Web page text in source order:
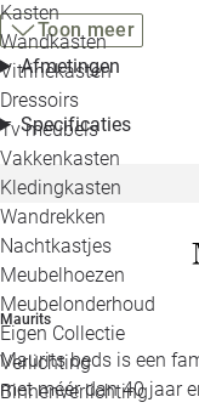
Kasten
Wandkasten
Vitrinekasten
Dressoirs
Tv meubels
Vakkenkasten
Kledingkasten
Wandrekken
Nachtkastjes
Meubelhoezen
Meubelonderhoud
Eigen Collectie
Verlichting
Binnenverlichting
Toon meer
Afmetingen
Specificaties
Maurits
Maurits beds is een
met méér dan 40 jaar